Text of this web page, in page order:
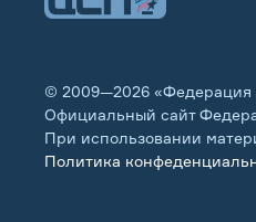
© 2009—2026 «Федерация
Официальный сайт
При использовании
Политика